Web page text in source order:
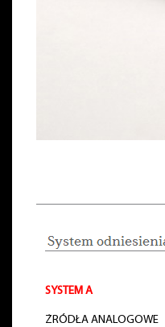
SYSTEM A
ŻRÓDŁA ANALOGOWE